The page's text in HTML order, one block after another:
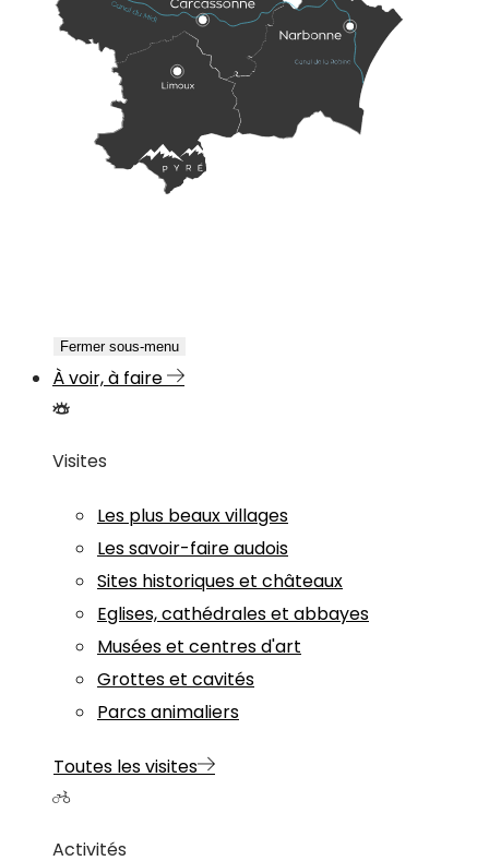
Fermer sous-menu
À voir, à faire
Visites
Les plus beaux villages
Les savoir-faire audois
Sites historiques et châteaux
Eglises, cathédrales et abbayes
Musées et centres d'art
Grottes et cavités
Parcs animaliers
Toutes les visites
Activités